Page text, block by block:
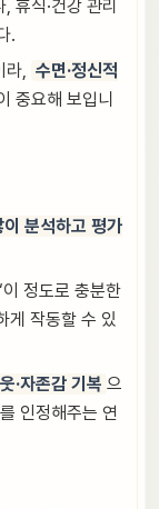
휴식·건강 관리
.
라, 수면·정신적
중요해 보입니
분석하고 평가
정도로 충분한
게 작동할 수 있
·자존감 기복 으
인정해주는 연